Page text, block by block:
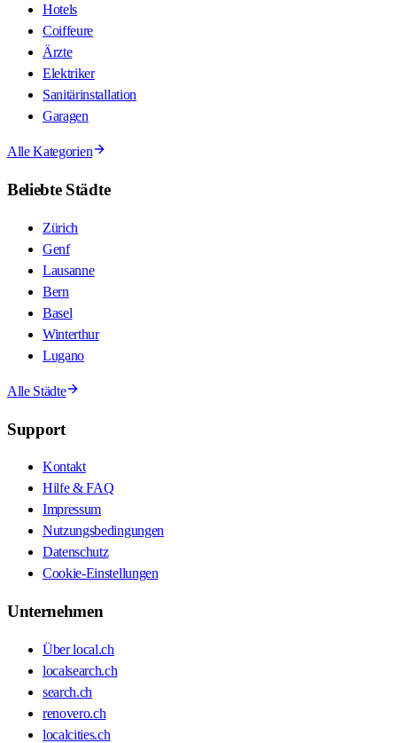
Hotels
Coiffeure
Ärzte
Elektriker
Sanitärinstallation
Garagen
Alle Kategorien
Beliebte Städte
Zürich
Genf
Lausanne
Bern
Basel
Winterthur
Lugano
Alle Städte
Support
Kontakt
Hilfe & FAQ
Impressum
Nutzungsbedingungen
Datenschutz
Cookie-Einstellungen
Unternehmen
Über local.ch
localsearch.ch
search.ch
renovero.ch
localcities.ch